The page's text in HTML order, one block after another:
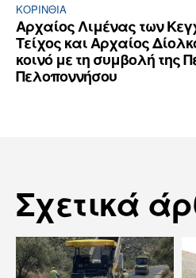
ΚΟΡΙΝΘΊΑ
Αρχαίος Λιμένας των
Τείχος και Aρχαίος
κοινό με τη συμβολή της
Πελοποννήσου
Σχετικά